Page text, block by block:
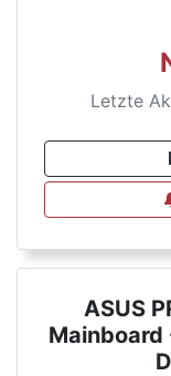
Letzte
ASUS
Mainboard